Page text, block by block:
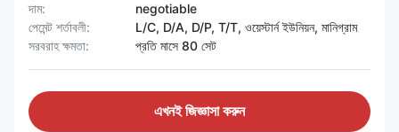
দাম:
negotiable
পেমেন্ট শর্তাবলী:
L/C, D/A, D/P, T/T, ওয়েস্টার্ন ইউনিয়ন, মানিগ্রাম
সরবরাহ ক্ষমতা:
প্রতি মাসে 80 সেট
এখনই জিজ্ঞাসা করুন